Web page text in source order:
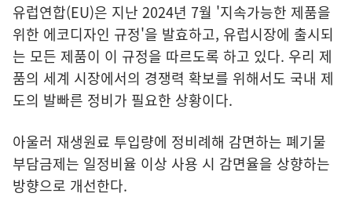
유럽연합(EU)은 지난 2024년 7월 '지속가능한 제품을
위한 에코디자인 규정'을 발효하고, 유럽시장에 출시되
는 모든 제품이 이 규정을 따르도록 하고 있다. 우리 제
품의 세계 시장에서의 경쟁력 확보를 위해서도 국내 제
도의 발빠른 정비가 필요한 상황이다.
아울러 재생원료 투입량에 정비례해 감면하는 폐기물
부담금제는 일정비율 이상 사용 시 감면율을 상향하는
방향으로 개선한다.